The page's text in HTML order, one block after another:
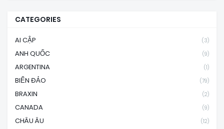
CATEGORIES
AI CẬP (3)
ANH QUỐC (9)
ARGENTINA (1)
BIỂN ĐẢO (79)
BRAXIN (2)
CANADA (9)
CHÂU ÂU (12)